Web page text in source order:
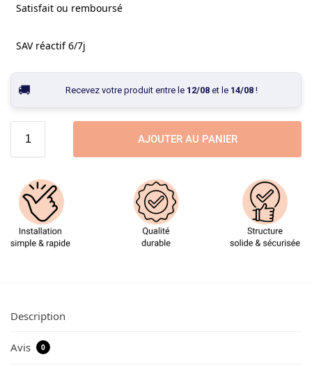
Satisfait ou remboursé
SAV réactif 6/7j
Recevez votre produit entre le 12/08et le 14/08!
AJOUTER AU PANIER
Description
Avis 0